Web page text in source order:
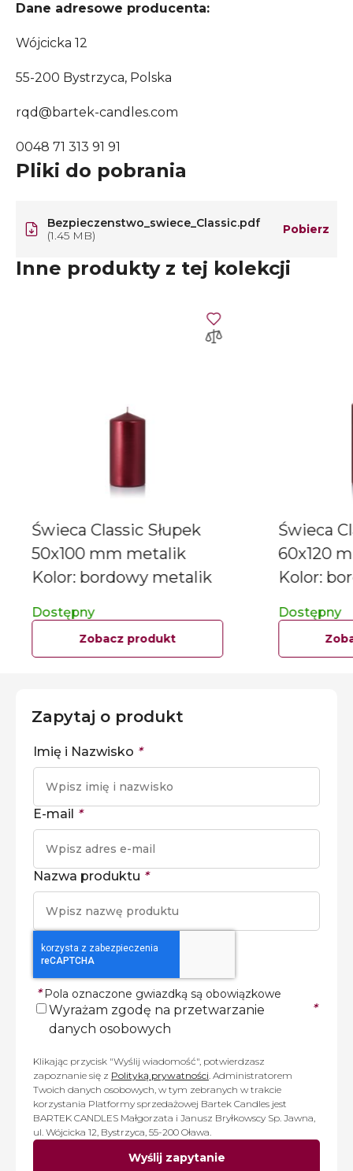
Dane adresowe producenta:
Wójcicka 12
55-200 Bystrzyca, Polska
rqd@bartek-candles.com
0048 71 313 91 91
Pliki do pobrania
Bezpieczenstwo_swiece_Classic.pdf
(1.45 MB)
Pobierz
Inne produkty z tej kolekcji
Świeca Classic Słupek
50x100 mm metalik
Kolor: bordowy metalik
Dostępny
Zobacz produkt
Świeca
60x120
Kolor:
Dostępny
Zapytaj o produkt
Imię i Nazwisko *
E-mail *
Nazwa produktu *
* Pola oznaczone gwiazdką są obowiązkowe
Wyrażam zgodę na przetwarzanie
danych osobowych
*
Klikając przycisk "Wyślij wiadomość", potwierdzasz
zapoznanie się z Polityką prywatności . Administratorem
Twoich danych osobowych, w tym zebranych w trakcie
korzystania Platformy sprzedażowej Bartek Candles jest
BARTEK CANDLES Małgorzata i Janusz Bryłkowscy Sp. Jawna,
ul. Wójcicka 12, Bystrzyca, 55-200 Oława.
Wyślij zapytanie